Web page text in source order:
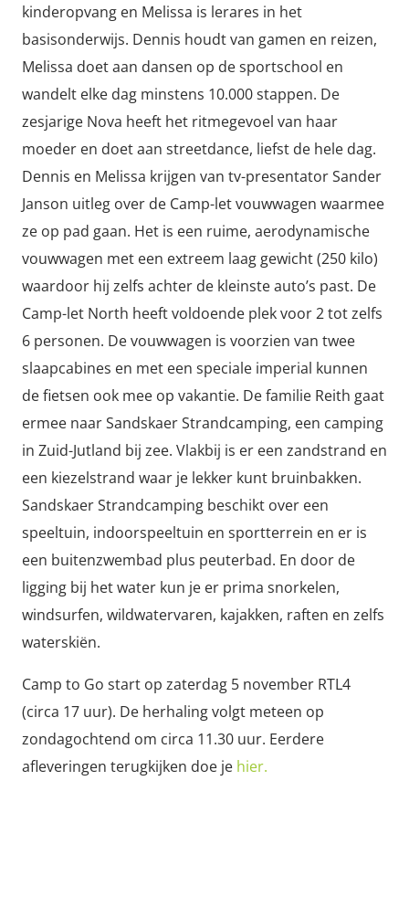
kinderopvang en Melissa is lerares in het
basisonderwijs. Dennis houdt van gamen en reizen,
Melissa doet aan dansen op de sportschool en
wandelt elke dag minstens 10.000 stappen. De
zesjarige Nova heeft het ritmegevoel van haar
moeder en doet aan streetdance, liefst de hele dag.
Dennis en Melissa krijgen van tv-presentator Sander
Janson uitleg over de Camp-let vouwwagen waarmee
ze op pad gaan. Het is een ruime, aerodynamische
vouwwagen met een extreem laag gewicht (250 kilo)
waardoor hij zelfs achter de kleinste auto’s past. De
Camp-let North heeft voldoende plek voor 2 tot zelfs
6 personen. De vouwwagen is voorzien van twee
slaapcabines en met een speciale imperial kunnen
de fietsen ook mee op vakantie. De familie Reith gaat
ermee naar Sandskaer Strandcamping, een camping
in Zuid-Jutland bij zee. Vlakbij is er een zandstrand en
een kiezelstrand waar je lekker kunt bruinbakken.
Sandskaer Strandcamping beschikt over een
speeltuin, indoorspeeltuin en sportterrein en er is
een buitenzwembad plus peuterbad. En door de
ligging bij het water kun je er prima snorkelen,
windsurfen, wildwatervaren, kajakken, raften en zelfs
waterskiën.
Camp to Go start op zaterdag 5 november RTL4
(circa 17 uur). De herhaling volgt meteen op
zondagochtend om circa 11.30 uur. Eerdere
afleveringen terugkijken doe je hier.